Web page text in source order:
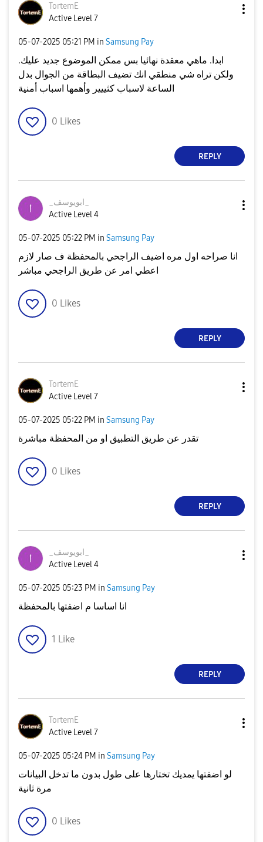
TortemE
Active Level 7
‎05-07-2025 05:21 PM in Samsung Pay
ابدا. ماهي معقدة نهائيا بس ممكن الموضوع جديد عليك.
ولكن تراه شي منطقي انك تضيف البطاقة من الجوال بدل
الساعة لاسباب كثييير وأهمها اسباب أمنية
0 Likes
REPLY
Active Level 4
‎05-07-2025 05:22 PM in Samsung Pay
انا صراحه اول مره اضيف الراجحي بالمحفظة ف صار لازم
اعطي امر عن طريق الراجحي مباشر
0 Likes
REPLY
TortemE
Active Level 7
‎05-07-2025 05:22 PM in Samsung Pay
تقدر عن طريق التطبيق او من المحفظة مباشرة
0 Likes
REPLY
Active Level 4
‎05-07-2025 05:23 PM in Samsung Pay
انا اساسا م اضفتها بالمحفظة
1 Like
REPLY
TortemE
Active Level 7
‎05-07-2025 05:24 PM in Samsung Pay
لو اضفتها يمديك تختارها على طول بدون ما تدخل البيانات
مرة ثانية
0 Likes